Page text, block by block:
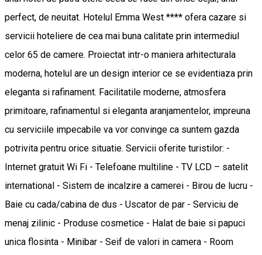
perfect, de neuitat. Hotelul Emma West **** ofera cazare si
servicii hoteliere de cea mai buna calitate prin intermediul
celor 65 de camere. Proiectat intr-o maniera arhitecturala
moderna, hotelul are un design interior ce se evidentiaza prin
eleganta si rafinament. Facilitatile moderne, atmosfera
primitoare, rafinamentul si eleganta aranjamentelor, impreuna
cu serviciile impecabile va vor convinge ca suntem gazda
potrivita pentru orice situatie. Servicii oferite turistilor: -
Internet gratuit Wi Fi - Telefoane multiline - TV LCD – satelit
international - Sistem de incalzire a camerei - Birou de lucru -
Baie cu cada/cabina de dus - Uscator de par - Serviciu de
menaj zilinic - Produse cosmetice - Halat de baie si papuci
unica flosinta - Minibar - Seif de valori in camera - Room